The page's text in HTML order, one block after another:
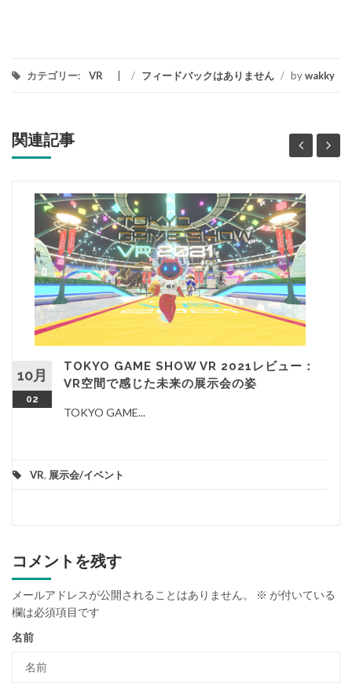
カテゴリー: VR / フィードバックはありません / bywakky
関連記事
10月
02
TOKYO GAME SHOW VR 2021レビュー：
VR空間で感じた未来の展示会の姿
TOKYO GAME...
VR, 展示会/イベント
コメントを残す
メールアドレスが公開されることはありません。 ※ が付いている
欄は必須項目です
名前